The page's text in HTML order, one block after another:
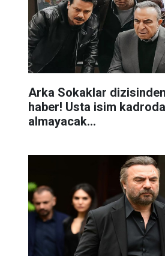
Arka Sokaklar
haber! Usta isim
almayacak...